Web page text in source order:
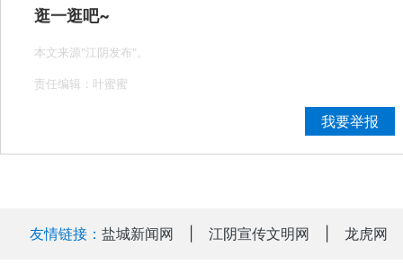
逛一逛吧~
本文来源"江阴发布"。
责任编辑：叶蜜蜜
我要举报
友情链接： 盐城新闻网 江阴宣传文明网 龙虎网